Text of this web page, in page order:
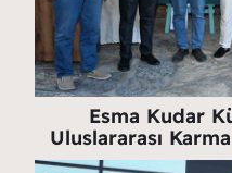
Esma Kudar
Uluslararası